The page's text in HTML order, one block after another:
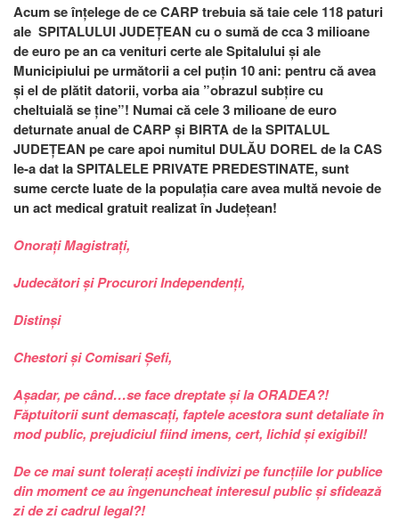
Acum se înțelege de ce CARP trebuia să taie cele 118 paturi
ale SPITALULUI JUDEȚEAN cu o sumă de cca 3 milioane
de euro pe an ca venituri certe ale Spitalului și ale
Municipiului pe următorii a cel puțin 10 ani: pentru că avea
și el de plătit datorii, vorba aia ”obrazul subțire cu
cheltuială se ține”! Numai că cele 3 milioane de euro
deturnate anual de CARP și BIRTA de la SPITALUL
JUDEȚEAN pe care apoi numitul DULĂU DOREL de la CAS
le-a dat la SPITALELE PRIVATE PREDESTINATE, sunt
sume cercte luate de la populația care avea multă nevoie de
un act medical gratuit realizat în Județean!
Onorați Magistrați,
Judecători și Procurori Independenți,
Distinși
Chestori și Comisari Șefi,
Așadar, pe când…se face dreptate și la ORADEA?!
Făptuitorii sunt demascați, faptele acestora sunt detaliate în
mod public, prejudiciul fiind imens, cert, lichid și exigibil!
De ce mai sunt tolerați acești indivizi pe funcțiile lor publice
din moment ce au îngenuncheat interesul public și sfidează
zi de zi cadrul legal?!